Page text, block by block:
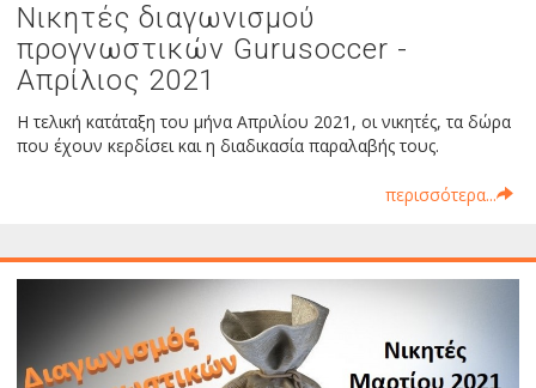
Νικητές διαγωνισμού
προγνωστικών Gurusoccer -
Απρίλιος 2021
Η τελική κατάταξη του μήνα Απριλίου 2021, οι νικητές, τα δώρα
που έχουν κερδίσει και η διαδικασία παραλαβής τους.
περισσότερα...